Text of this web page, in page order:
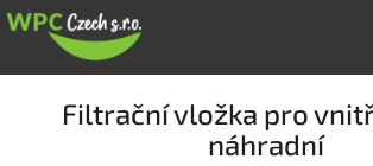
Přejít
na
Filtrační vložka pro
náhradní